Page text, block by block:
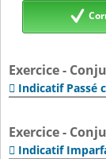
Exercice -
 Indicatif Passé
Exercice -
 Indicatif